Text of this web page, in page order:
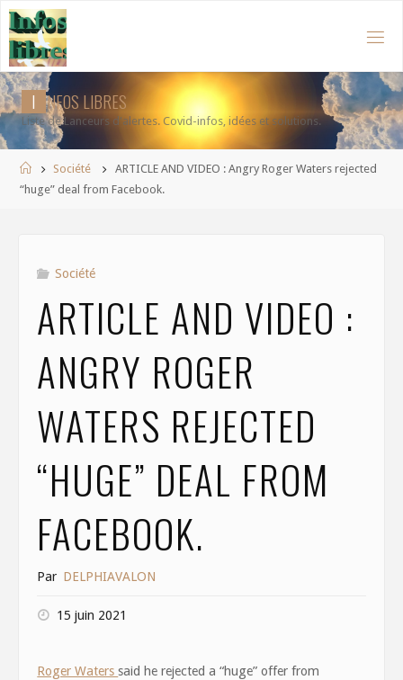
Aller
au
contenu
I NFOSLIBRES
Liste de Lanceurs d'alertes. Covid-infos, idées et solutions.
AccueilSociété
ARTICLE AND VIDEO : Angry Roger Waters rejected
“huge” deal from Facebook.
Société
ARTICLE AND VIDEO :
ANGRY ROGER
WATERS REJECTED
“HUGE” DEAL FROM
FACEBOOK.
Par DELPHIAVALON
15 juin 2021
Roger Waterssaid he rejected a “huge” offer from